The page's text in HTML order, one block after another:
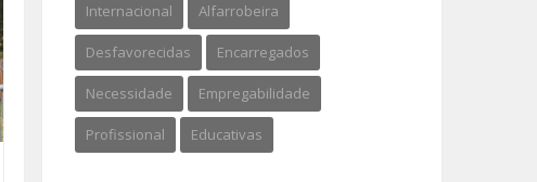
Internacional Alfarrobeira
Desfavorecidas Encarregados
Necessidade Empregabilidade
Profissional Educativas